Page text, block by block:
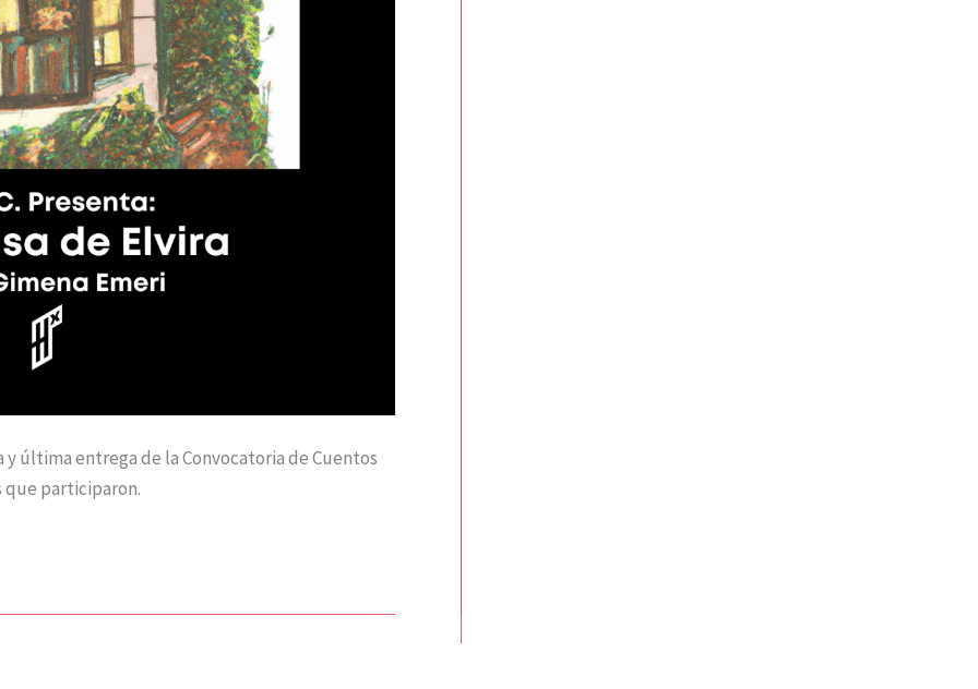
y última entrega de la Convocatoria de Cuentos
que participaron.